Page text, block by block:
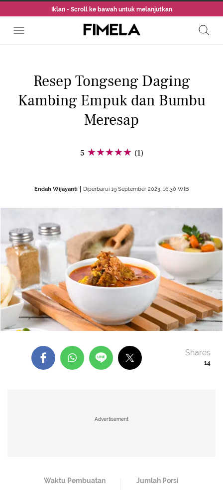
Iklan - Scroll ke bawah untuk melanjutkan
Resep Tongseng Daging
Kambing Empuk dan Bumbu
Meresap
5 (1)
Endah Wijayanti Diperbarui 19 September 2023, 16:30 WIB
14
Shares
Advertisement
Waktu Pembuatan Jumlah Porsi